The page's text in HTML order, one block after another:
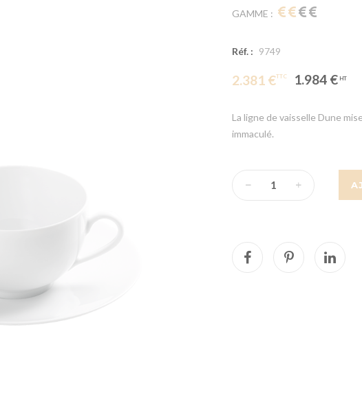
GAMME :
Réf. : 9749
2.381 € 1.984 €
La ligne de vaisselle Dune
immaculé.